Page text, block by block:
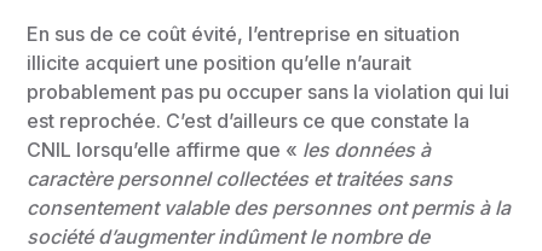
En sus de ce coût évité, l’entreprise en situation
illicite acquiert une position qu’elle n’aurait
probablement pas pu occuper sans la violation qui lui
est reprochée. C’est d’ailleurs ce que constate la
CNIL lorsqu’elle affirme que « les données à
caractère personnel collectées et traitées sans
consentement valable des personnes ont permis à la
société d’augmenter indûment le nombre de